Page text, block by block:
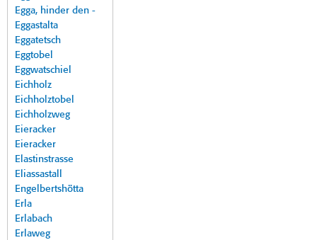
Egga, hinder den -
Eggastalta
Eggatetsch
Eggtobel
Eggwatschiel
Eichholz
Eichholztobel
Eichholzweg
Eieracker
Eieracker
Elastinstrasse
Eliassastall
Engelbertshötta
Erla
Erlabach
Erlaweg